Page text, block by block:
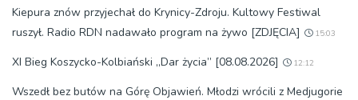
Kiepura znów przyjechał do Krynicy-Zdroju. Kultowy Festiwal
ruszył. Radio RDN nadawało program na żywo [ZDJĘCIA]
15:03
XI Bieg Koszycko-Kolbiański „Dar życia” [08.08.2026] 12:12
Wszedł bez butów na Górę Objawień. Młodzi wrócili z Medjugorie